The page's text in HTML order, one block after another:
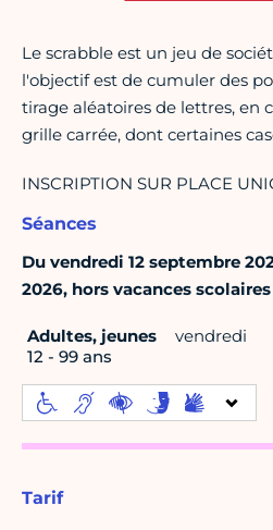
Le scrabble est un jeu de
l'objectif est de cumuler des
tirage aléatoires de lettres, en
grille carrée, dont certaines
INSCRIPTION SUR PLACE
Séances
Du vendredi 12 septembre
2026, hors vacances scolaires
Adultes, jeunes
12 - 99 ans
vendredi
Tarif